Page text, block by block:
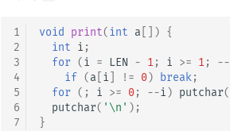
1
2
3
4
5
6
7
void print(int a []) {
int i ;
for (i = LEN - 1 ; i >= 1 ; --
if (a i != 0) break;
for (; i >= 0; --i) putchar(
putchar( '\n' );
}